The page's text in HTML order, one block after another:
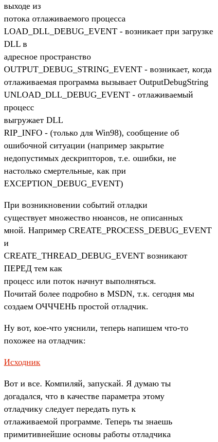
выходе из
потока отлаживаемого процесса
LOAD_DLL_DEBUG_EVENT - возникает при загрузке
DLL в
адресное пространство
OUTPUT_DEBUG_STRING_EVENT - возникает, когда
отлаживаемая программа вызывает OutputDebugString
UNLOAD_DLL_DEBUG_EVENT - отлаживаемый
процесс
выгружает DLL
RIP_INFO - (только для Win98), сообщение об
ошибочной ситуации (например закрытие
недопустимых дескрипторов, т.е. ошибки, не
настолько смертельные, как при
EXCEPTION_DEBUG_EVENT)
При возникновении событий отладки
существует множество нюансов, не описанных
мной. Например CREATE_PROCESS_DEBUG_EVENT
и
CREATE_THREAD_DEBUG_EVENT возникают
ПЕРЕД тем как
процесс или поток начнут выполняться.
Почитай более подробно в MSDN, т.к. сегодня мы
создаем ОЧЧЧЕНЬ простой отладчик.
Ну вот, кое-что уяснили, теперь напишем что-то
похожее на отладчик:
Исходник
Вот и все. Компиляй, запускай. Я думаю ты
догадался, что в качестве параметра этому
отладчику следует передать путь к
отлаживаемой программе. Теперь ты знаешь
примитивнейшие основы работы отладчика